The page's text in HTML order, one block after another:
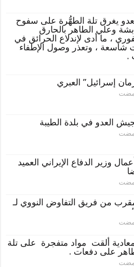
يغرق تلة الطهُّرة على سفوح
وعلي الطاهر بالحارق
، ما أدى لإندلاع الحرائق في
شاسعة ، وتعذر وصول الإطفاء
.
إسرائيل” العبري
العدو في بلدة الطيبة
وزير الدفاع الإيراني العميد
من فريق التفاوض النووي لـ
ألقت مواد متفجرة على تلة
على دفعات .